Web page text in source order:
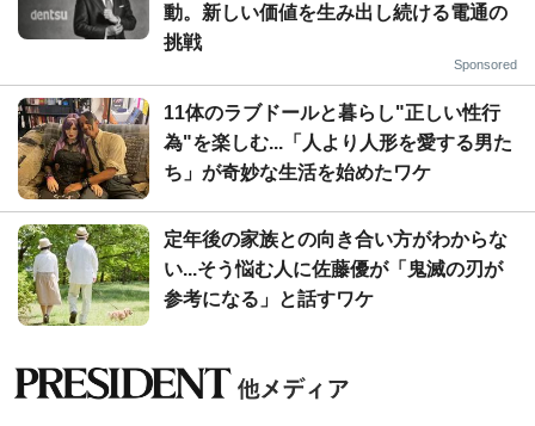
動。新しい価値を生み出し続ける電通の
挑戦
Sponsored
11体のラブドールと暮らし"正しい性行
為"を楽しむ...「人より人形を愛する男た
ち」が奇妙な生活を始めたワケ
定年後の家族との向き合い方がわからな
い...そう悩む人に佐藤優が「鬼滅の刃が
参考になる」と話すワケ